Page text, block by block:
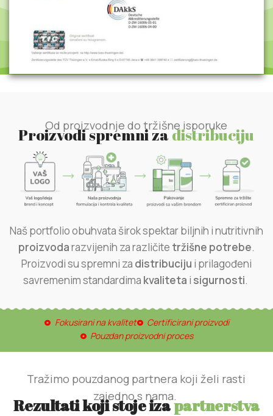
Od proizvodnje do tržišne isporuke
Proizvodi spremni zadistribuciju
Naš portfolio obuhvata širok spektar biljnih i nutritivnih
proizvodarazvijenih za različite tržišne potrebe.
Proizvodi su spremni za distribuciju i prilagođeni
savremenim standardima kvaliteta i sigurnosti.
Fokusirani na kvalitet
Certificirani proizvodi
Pouzdan proizvodni proces
Tražimo pouzdanog partnera koji želi rasti
zajedno s nama.
Rezultati koji stoje izapartnerstva